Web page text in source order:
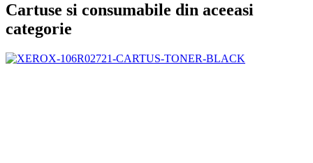
Cartuse si consumabile din aceeasi
categorie